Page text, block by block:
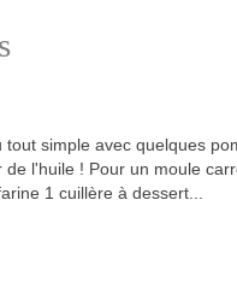
simple avec quelques
l'huile ! Pour un moule
1 cuillère à dessert...